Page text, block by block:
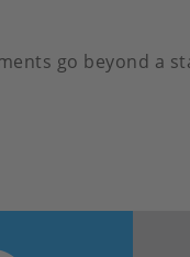
go beyond a